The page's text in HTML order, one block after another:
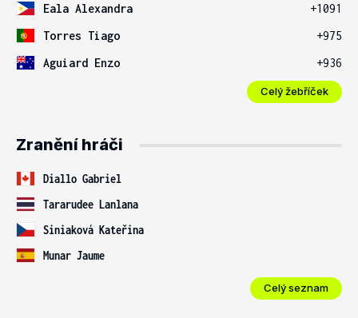
Eala Alexandra
+1091
Torres Tiago
+975
Aguiard Enzo
+936
Celý žebříček
Zranění hráči
Diallo Gabriel
Tararudee Lanlana
Siniaková Kateřina
Munar Jaume
Celý seznam